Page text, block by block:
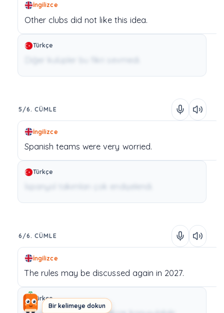
Bir kelimeye dokun
İngilizce
Other clubs did not like this idea.
Türkçe
Diğer kulüpler bu fikri sevmedi.
5/6. CÜMLE
İngilizce
Spanish teams were very worried.
Türkçe
İspanyol takımları çok endişelendi.
6/6. CÜMLE
İngilizce
The rules may be discussed again in 2027.
Türkçe